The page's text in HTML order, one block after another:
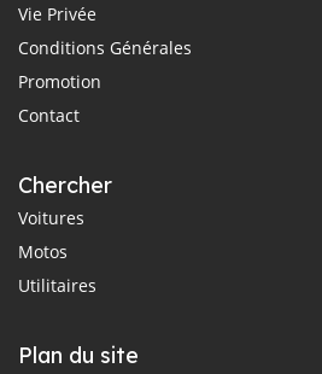
Vie Privée
Conditions Générales
Promotion
Contact
Chercher
Voitures
Motos
Utilitaires
Plan du site